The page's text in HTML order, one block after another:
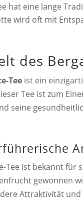
hat eine lange
wird oft mit
des
Tee ist ein
Tee ist zum
seine
Tee ist bekannt für
gewonnen
Attraktivität